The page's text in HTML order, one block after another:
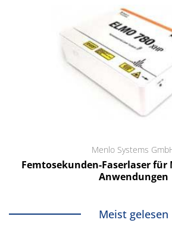
Menlo Systems
Femtosekunden-Faserlaser
Anwendungen
Meist gelesen